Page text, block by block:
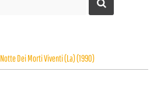
Notte Dei Morti Viventi (La) (1990)